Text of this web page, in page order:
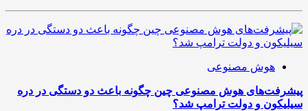
هوش مصنوعی
پیشرفت‌های هوش مصنوعی چین چگونه باعث دو دستگی در دره
سیلیکون و دولت ترامپ شد؟